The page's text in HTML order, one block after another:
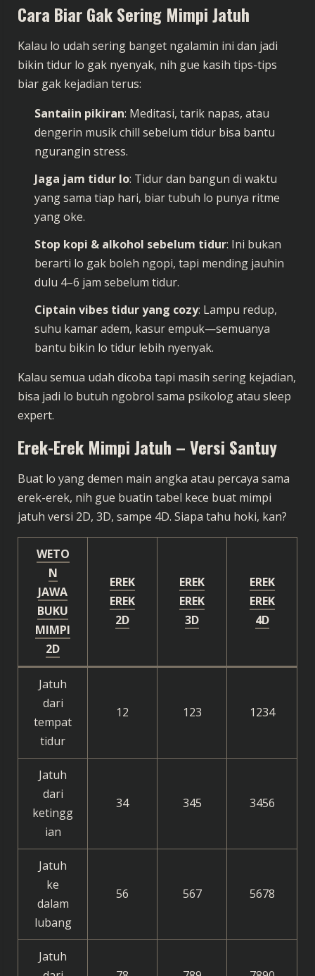
Cara Biar Gak Sering Mimpi Jatuh
Kalau lo udah sering banget ngalamin ini dan jadi
bikin tidur lo gak nyenyak, nih gue kasih tips-tips
biar gak kejadian terus:
Santaiin pikiran: Meditasi, tarik napas, atau
dengerin musik chill sebelum tidur bisa bantu
ngurangin stress.
Jaga jam tidur lo: Tidur dan bangun di waktu
yang sama tiap hari, biar tubuh lo punya ritme
yang oke.
Stop kopi & alkohol sebelum tidur: Ini bukan
berarti lo gak boleh ngopi, tapi mending jauhin
dulu 4–6 jam sebelum tidur.
Ciptain vibes tidur yang cozy: Lampu redup,
suhu kamar adem, kasur empuk—semuanya
bantu bikin lo tidur lebih nyenyak.
Kalau semua udah dicoba tapi masih sering kejadian,
bisa jadi lo butuh ngobrol sama psikolog atau sleep
expert.
Erek-Erek Mimpi Jatuh – Versi Santuy
Buat lo yang demen main angka atau percaya sama
erek-erek, nih gue buatin tabel kece buat mimpi
jatuh versi 2D, 3D, sampe 4D. Siapa tahu hoki, kan?
WETO
N
JAWA
BUKU
MIMPI
2D
EREK
EREK
2D
EREK
EREK
3D
EREK
EREK
4D
Jatuh
dari
tempat
tidur
12 123 1234
Jatuh
dari
ketingg
ian
34 345 3456
Jatuh
ke
dalam
lubang
56 567 5678
Jatuh